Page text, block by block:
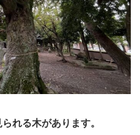
れる木があります。